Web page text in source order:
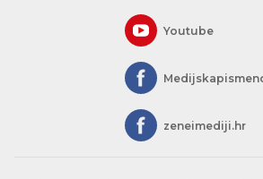
Youtube
zeneimediji.hr